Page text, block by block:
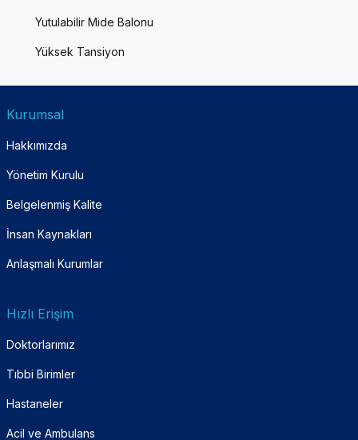
Yutulabilir Mide Balonu
Yüksek Tansiyon
Kurumsal
Hakkımızda
Yönetim Kurulu
Belgelenmiş Kalite
İnsan Kaynakları
Anlaşmalı Kurumlar
Hızlı Erişim
Doktorlarımız
Tıbbi Birimler
Hastaneler
Acil ve Ambulans